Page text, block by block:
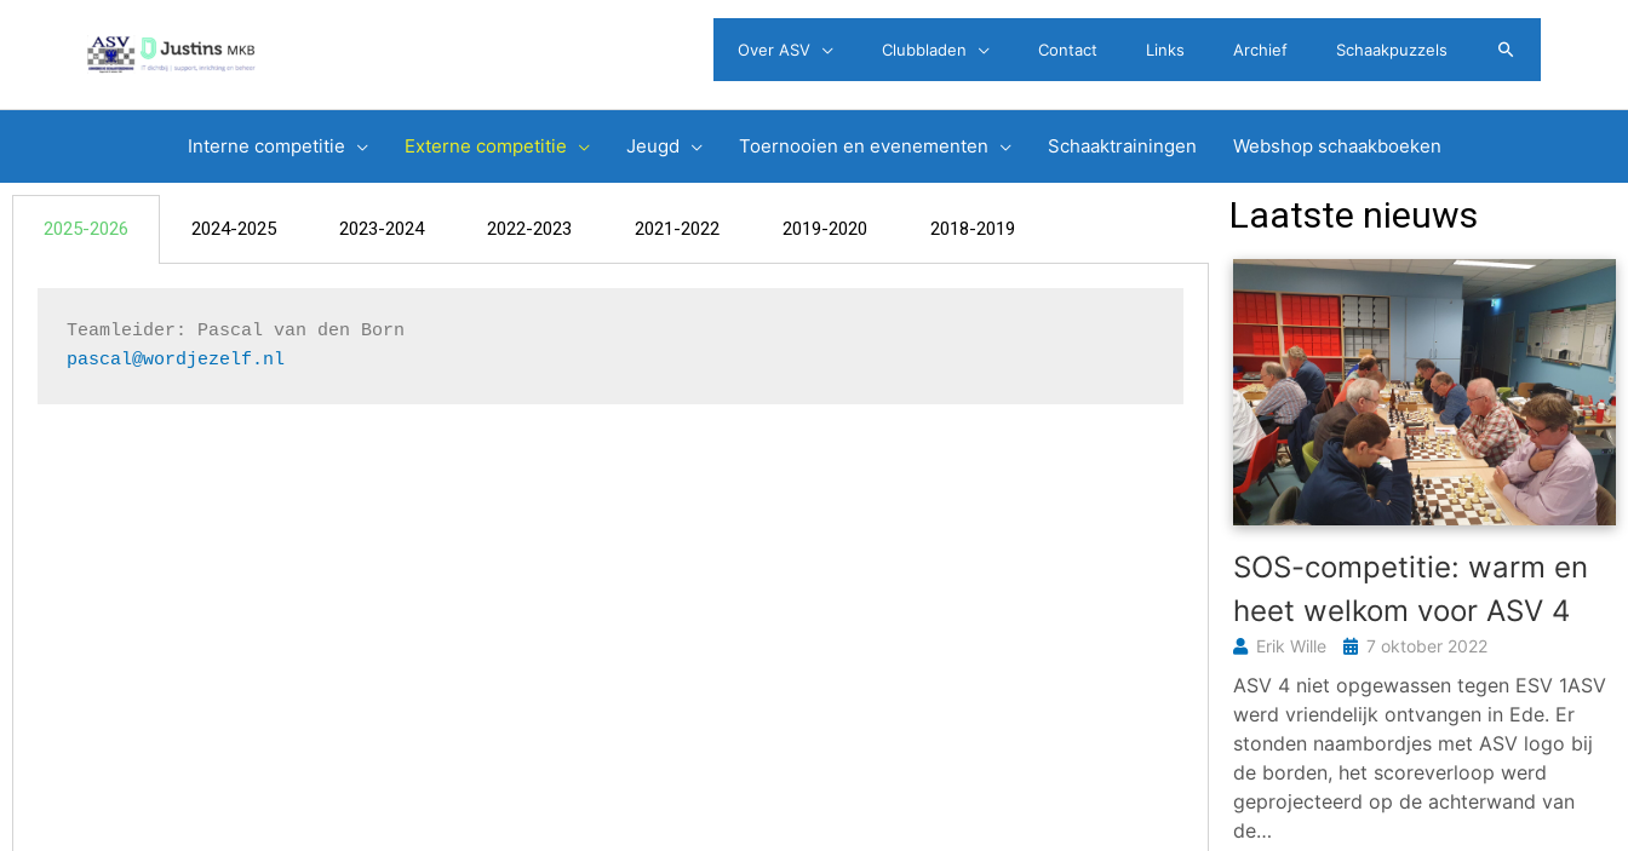
Over ASV Clubbladen Contact Links Archief Schaakpuzzels Zoeken
Interne competitie Externe competitie Jeugd Toernooien en evenementen Schaaktrainingen Webshop schaakboeken
2025-2026 2024-2025 2023-2024 2022-2023 2021-2022 2019-2020 2018-2019
pascal@wordjezelf.nl
Laatste nieuws
SOS-competitie: warm en
heet welkom voor ASV 4
Erik Wille 7 oktober 2022
ASV 4 niet opgewassen tegen ESV 1ASV
werd vriendelijk ontvangen in Ede. Er
stonden naambordjes met ASV logo bij
de borden, het scoreverloop werd
geprojecteerd op de achterwand van
de…